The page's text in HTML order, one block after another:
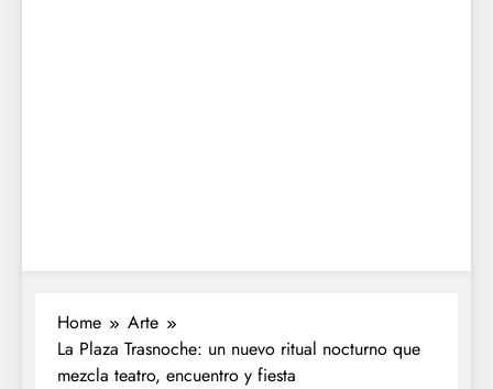
Home
Arte
La Plaza Trasnoche: un nuevo ritual nocturno que
mezcla teatro, encuentro y fiesta